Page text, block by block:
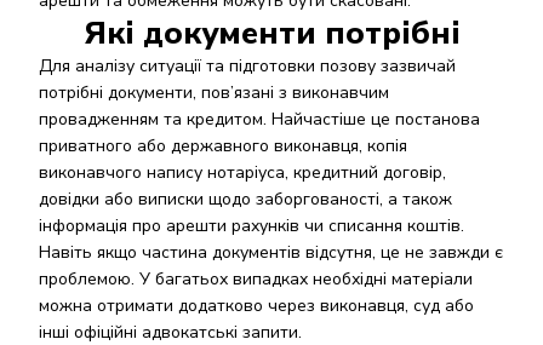
Які документи потрібні
Для аналізу ситуації та підготовки позову зазвичай
потрібні документи, пов’язані з виконавчим
провадженням та кредитом. Найчастіше це постанова
приватного або державного виконавця, копія
виконавчого напису нотаріуса, кредитний договір,
довідки або виписки щодо заборгованості, а також
інформація про арешти рахунків чи списання коштів.
Навіть якщо частина документів відсутня, це не завжди є
проблемою. У багатьох випадках необхідні матеріали
можна отримати додатково через виконавця, суд або
інші офіційні адвокатські запити.